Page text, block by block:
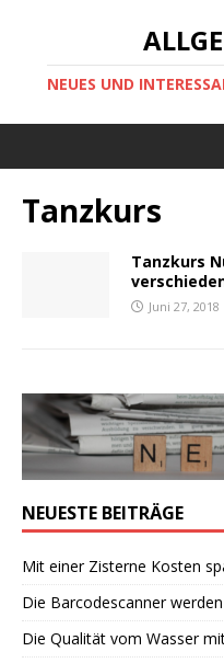
NEUES UND
Tanzkurs
Tanzkurs
Juni 27, 2018
NEUESTE BEITRÄGE
Mit einer Zisterne Kosten
Die Barcodescanner
Die Qualität vom Wasser